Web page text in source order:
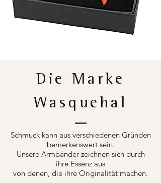
Die Marke
Wasquehal
Schmuck kann aus verschiedenen Gründen
bemerkenswert sein.
Unsere Armbänder zeichnen sich durch
ihre Essenz aus
von denen, die ihre Originalität machen.